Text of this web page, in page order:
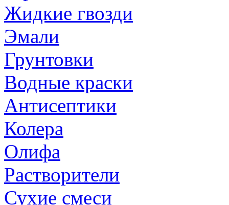
Жидкие гвозди
Эмали
Грунтовки
Водные краски
Антисептики
Колера
Олифа
Растворители
Сухие смеси